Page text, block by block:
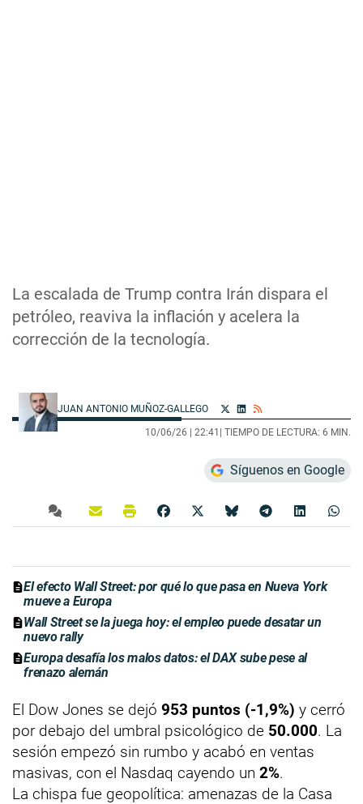
La escalada de Trump contra Irán dispara el
petróleo, reaviva la inflación y acelera la
corrección de la tecnología.
JUAN ANTONIO MUÑOZ-GALLEGO
10/06/26 | 22:41 | TIEMPO DE LECTURA: 6 MIN.
Síguenos en Google
El efecto Wall Street: por qué lo que pasa en Nueva York
mueve a Europa
Wall Street se la juega hoy: el empleo puede desatar un
nuevo rally
Europa desafía los malos datos: el DAX sube pese al
frenazo alemán
El Dow Jones se dejó 953 puntos (-1,9%) y cerró
por debajo del umbral psicológico de 50.000. La
sesión empezó sin rumbo y acabó en ventas
masivas, con el Nasdaq cayendo un 2%.
La chispa fue geopolítica: amenazas de la Casa